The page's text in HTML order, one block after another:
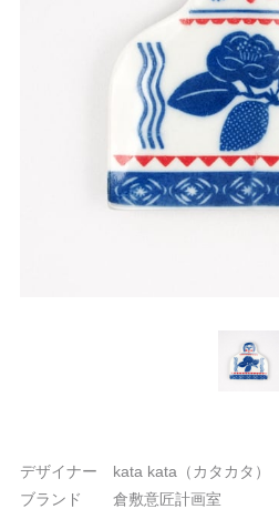
デザイナー kata kata（カタカタ）
ブランド 倉敷意匠計画室